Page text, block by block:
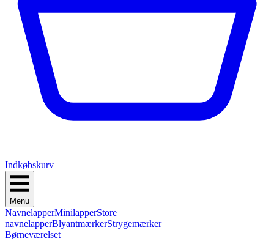
Indkøbskurv
Menu
NavnelapperMinilapperStore
navnelapperBlyantmærkerStrygemærker
Børneværelset